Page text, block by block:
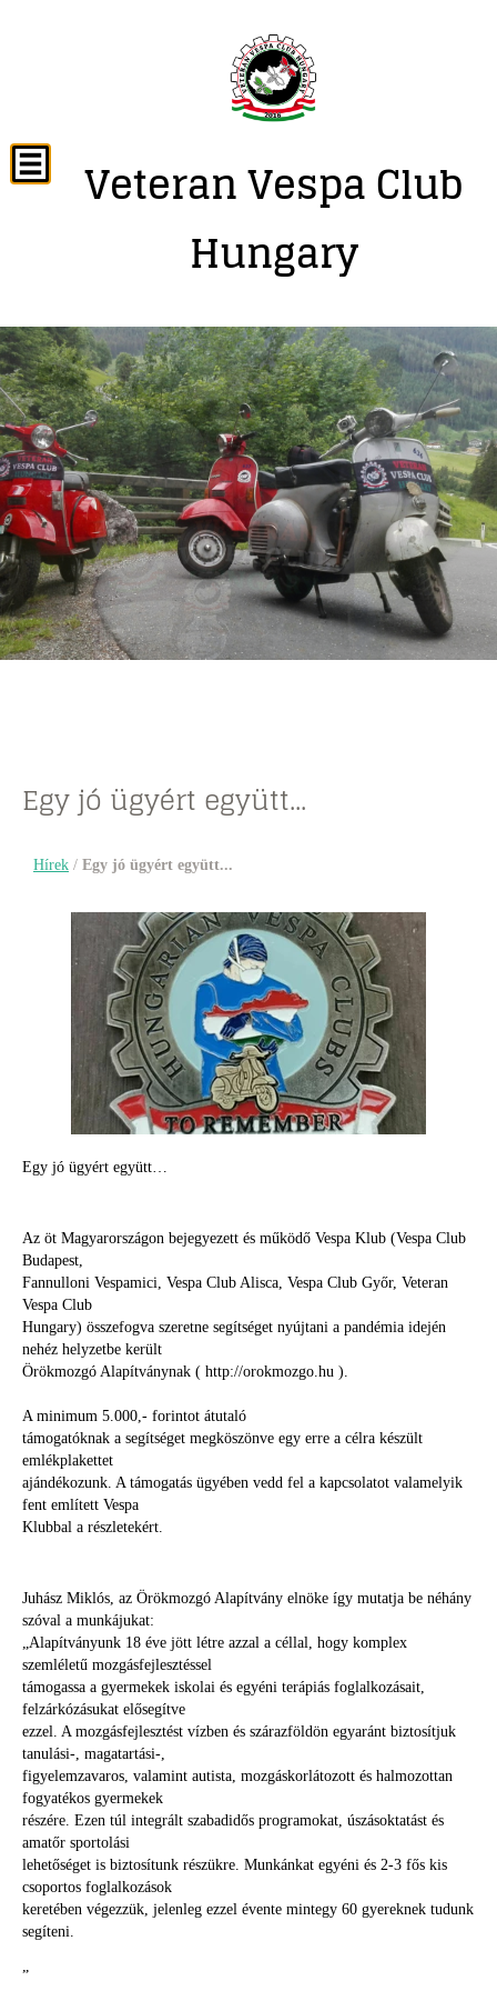
Veteran Vespa Club
Hungary
Egy jó ügyért együtt...
Hírek / Egy jó ügyért együtt...
Egy jó ügyért együtt…
Az öt Magyarországon bejegyezett és működő Vespa Klub (Vespa Club
Budapest,
Fannulloni Vespamici, Vespa Club Alisca, Vespa Club Győr, Veteran
Vespa Club
Hungary) összefogva szeretne segítséget nyújtani a pandémia idején
nehéz helyzetbe került
Örökmozgó Alapítványnak ( http://orokmozgo.hu ).
A minimum 5.000,- forintot átutaló
támogatóknak a segítséget megköszönve egy erre a célra készült
emlékplakettet
ajándékozunk. A támogatás ügyében vedd fel a kapcsolatot valamelyik
fent említett Vespa
Klubbal a részletekért.
Juhász Miklós, az Örökmozgó Alapítvány elnöke így mutatja be néhány
szóval a munkájukat:
„Alapítványunk 18 éve jött létre azzal a céllal, hogy komplex
szemléletű mozgásfejlesztéssel
támogassa a gyermekek iskolai és egyéni terápiás foglalkozásait,
felzárkózásukat elősegítve
ezzel. A mozgásfejlesztést vízben és szárazföldön egyaránt biztosítjuk
tanulási-, magatartási-,
figyelemzavaros, valamint autista, mozgáskorlátozott és halmozottan
fogyatékos gyermekek
részére. Ezen túl integrált szabadidős programokat, úszásoktatást és
amatőr sportolási
lehetőséget is biztosítunk részükre. Munkánkat egyéni és 2-3 fős kis
csoportos foglalkozások
keretében végezzük, jelenleg ezzel évente mintegy 60 gyereknek tudunk
segíteni.
”